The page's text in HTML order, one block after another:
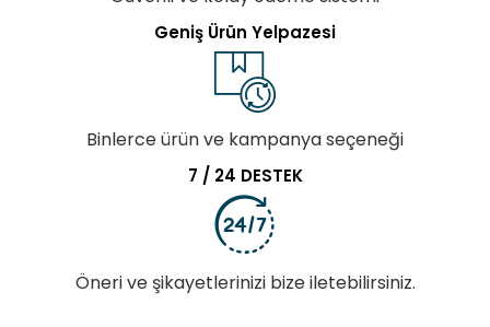
Geniş Ürün Yelpazesi
Binlerce ürün ve kampanya seçeneği
7 / 24 DESTEK
Öneri ve şikayetlerinizi bize iletebilirsiniz.